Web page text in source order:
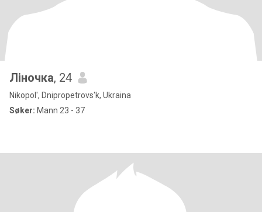
Ліночка, 24
Nikopol', Dnipropetrovs'k, Ukraina
Søker: Mann 23 - 37